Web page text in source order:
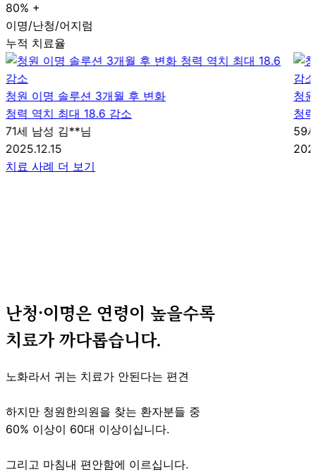
80% +
이명/난청/어지럼
누적 치료율
청원 이명 솔루션 3개월 후 변화
청력 역치 최대 18.6 감소
71세 남성 김**님
2025.12.15
청
청
59
치료 사례 더 보기
난청·이명은 연령이 높을수록
치료가 까다롭습니다.
노화라서 귀는 치료가 안된다는 편견
하지만 청원한의원을 찾는 환자분들 중
60% 이상이 60대 이상이십니다.
그리고 마침내 편안함에 이르십니다.